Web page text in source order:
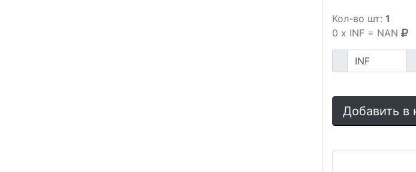
Кол-во шт: 1
0 x INF = NAN
Добавить в